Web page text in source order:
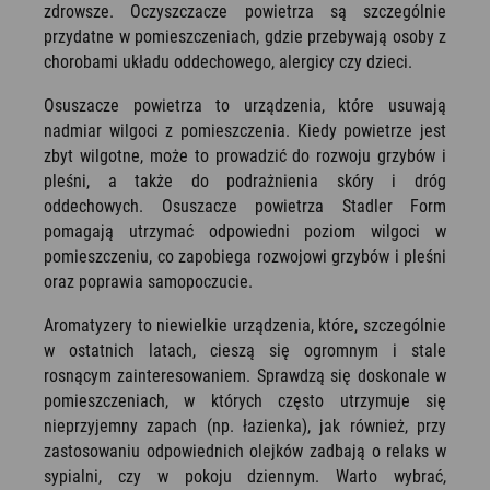
zdrowsze. Oczyszczacze powietrza są szczególnie
przydatne w pomieszczeniach, gdzie przebywają osoby z
chorobami układu oddechowego, alergicy czy dzieci.
Osuszacze powietrza to urządzenia, które usuwają
nadmiar wilgoci z pomieszczenia. Kiedy powietrze jest
zbyt wilgotne, może to prowadzić do rozwoju grzybów i
pleśni, a także do podrażnienia skóry i dróg
oddechowych. Osuszacze powietrza Stadler Form
pomagają utrzymać odpowiedni poziom wilgoci w
pomieszczeniu, co zapobiega rozwojowi grzybów i pleśni
oraz poprawia samopoczucie.
Aromatyzery to niewielkie urządzenia, które, szczególnie
w ostatnich latach, cieszą się ogromnym i stale
rosnącym zainteresowaniem. Sprawdzą się doskonale w
pomieszczeniach, w których często utrzymuje się
nieprzyjemny zapach (np. łazienka), jak również, przy
zastosowaniu odpowiednich olejków zadbają o relaks w
sypialni, czy w pokoju dziennym. Warto wybrać,